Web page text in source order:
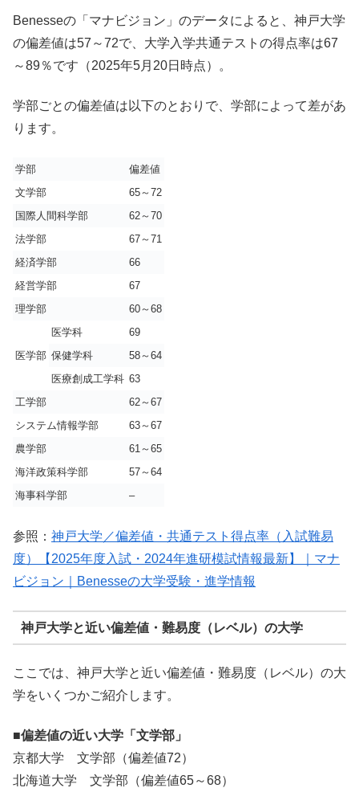
Benesseの「マナビジョン」のデータによると、神戸大学
の偏差値は57～72で、大学入学共通テストの得点率は67
～89％です（2025年5月20日時点）。
学部ごとの偏差値は以下のとおりで、学部によって差があ
ります。
学部
偏差値
文学部
65～72
国際人間科学部
62～70
法学部
67～71
経済学部
66
経営学部
67
理学部
60～68
医学部
医学科
69
保健学科
58～64
医療創成工学科 63
工学部
62～67
システム情報学部
63～67
農学部
61～65
海洋政策科学部
57～64
海事科学部
–
参照： 神戸大学／偏差値・共通テスト得点率（入試難易
度）【2025年度入試・2024年進研模試情報最新】｜マナ
ビジョン｜Benesseの大学受験・進学情報
神戸大学と近い偏差値・難易度（レベル）の大学
ここでは、神戸大学と近い偏差値・難易度（レベル）の大
学をいくつかご紹介します。
■偏差値の近い大学「文学部」
京都大学 文学部（偏差値72）
北海道大学 文学部（偏差値65～68）